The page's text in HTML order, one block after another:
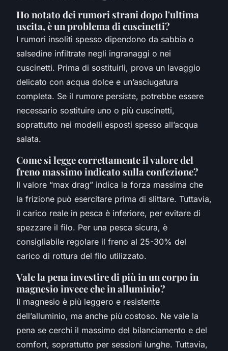
Ho notato dei rumori strani dopo l'ultima
uscita, è un problema di cuscinetti?
I rumori insoliti spesso dipendono da sabbia o
salsedine infiltrate negli ingranaggi o nei
cuscinetti. Prima di sostituirli, prova un lavaggio
delicato con acqua dolce e un’asciugatura
completa. Se il rumore persiste, potrebbe essere
necessario sostituire uno o più cuscinetti,
soprattutto nei modelli esposti spesso all’acqua
salata.
Come si legge correttamente il valore del
freno massimo indicato sulla confezione?
Il valore “max drag” indica la forza massima che
la frizione può esercitare prima di slittare. Tuttavia,
il carico reale in pesca è inferiore, per evitare di
spezzare il filo. Per una pesca sicura, è
consigliabile regolare il freno al 25-30% del
carico di rottura del filo utilizzato.
Vale la pena investire di più in un corpo in
magnesio invece che in alluminio?
Il magnesio è più leggero e resistente
dell’alluminio, ma anche più costoso. Ne vale la
pena se cerchi il massimo del bilanciamento e del
comfort, soprattutto per sessioni lunghe. Tuttavia,